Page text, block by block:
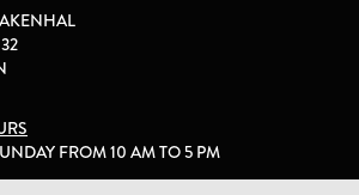
FROM 10 AM TO 5 PM